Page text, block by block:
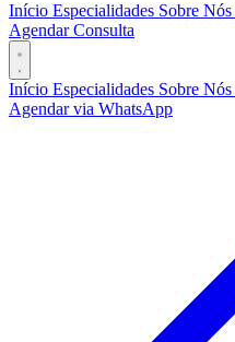
Início Especialidades Sobre Nós
Agendar Consulta
Início Especialidades Sobre Nós
Agendar via WhatsApp